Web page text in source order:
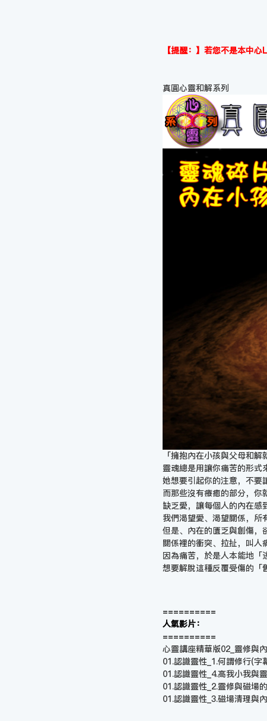
【提醒：】若您不是本中
真圓心靈和解系列
「擁抱內在小孩與父母和解
靈魂總是用讓你痛苦的形式
她想要引起你的注意，不要
而那些沒有療癒的部分，你
缺乏愛，讓每個人的內在感
我們渴望愛、渴望關係，所
但是、內在的匱乏與創傷，
關係裡的衝突、拉扯，叫人
因為痛苦，於是人本能地「
想要解脫這種反覆受傷的「
==========
人氣影片：
==========
心靈講座精華版02_靈修與
01.認識靈性_1.何謂修行(字
01.認識靈性_4.高我小我與
01.認識靈性_2.靈修與磁場
01.認識靈性_3.磁場清理與